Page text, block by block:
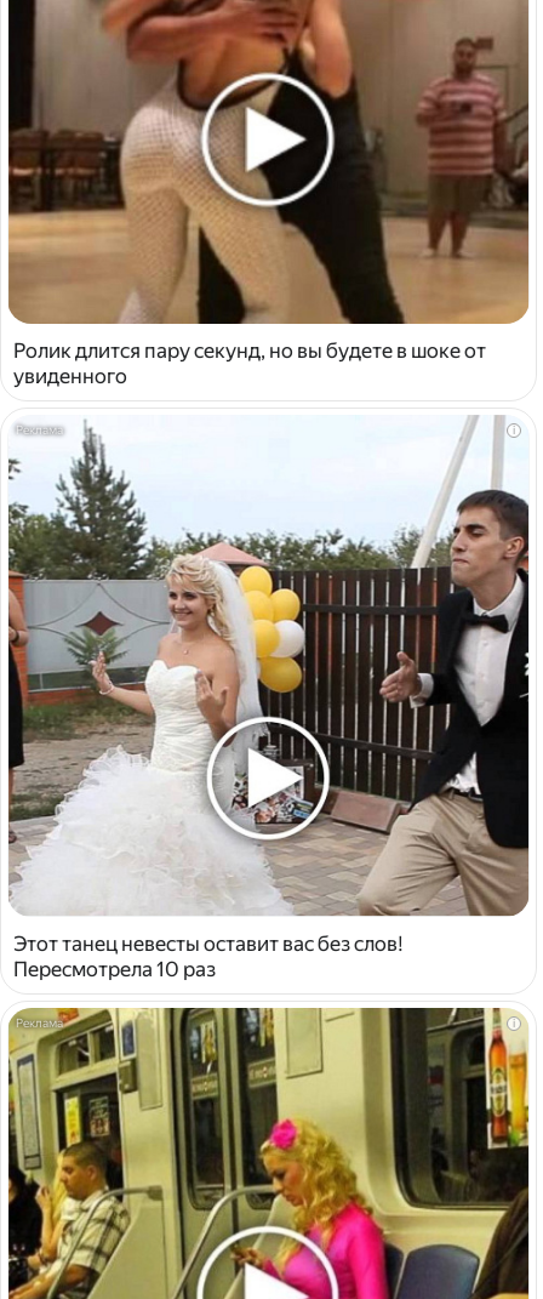
Ролик длится пару секунд, но вы будете в шоке от
увиденного
i
Этот танец невесты оставит вас без слов!
Пересмотрела 10 раз
i